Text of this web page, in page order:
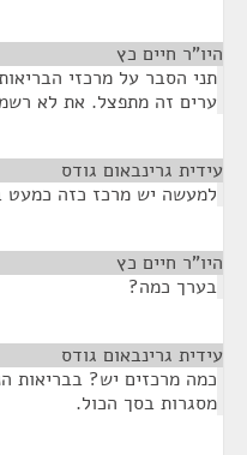
היו"ר חיים כץ
תני הסבר על מרכזי
ערים זה מתפצל. את לא
עידית גרינבאום גודס
למעשה יש מרכז כזה כמעט
היו"ר חיים כץ
בערך כמה?
עידית גרינבאום גודס
מסגרות בסך הכול.